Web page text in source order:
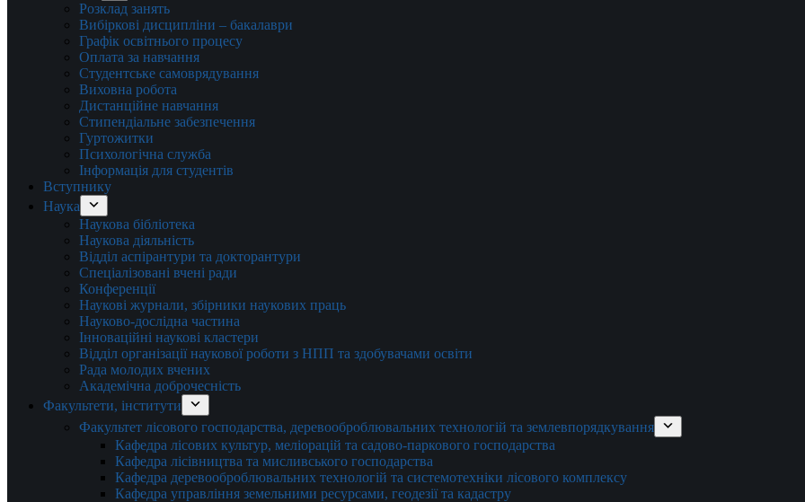
Розклад занять
Вибіркові дисципліни – бакалаври
Графік освітнього процесу
Оплата за навчання
Студентське самоврядування
Виховна робота
Дистанційне навчання
Стипендіальне забезпечення
Гуртожитки
Психологічна служба
Інформація для студентів
Вступнику
Наука
Наукова бібліотека
Наукова діяльність
Відділ аспірантури та докторантури
Спеціалізовані вчені ради
Конференції
Наукові журнали, збірники наукових праць
Науково-дослідна частина
Інноваційні наукові кластери
Відділ організації наукової роботи з НПП та здобувачами освіти
Рада молодих вчених
Академічна доброчесність
Факультети, інститути
Факультет лісового господарства, деревооброблювальних технологій та землевпорядкування
Кафедра лісових культур, меліорацій та садово-паркового господарства
Кафедра лісівництва та мисливського господарства
Кафедра деревооброблювальних технологій та системотехніки лісового комплексу
Кафедра управління земельними ресурсами, геодезії та кадастру